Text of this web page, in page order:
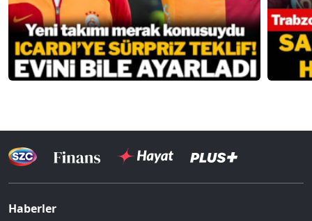
Haberler